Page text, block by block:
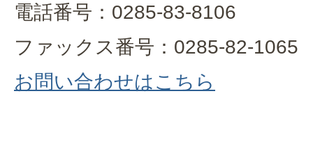
電話番号：0285-83-8106
ファックス番号：0285-82-1065
お問い合わせはこちら